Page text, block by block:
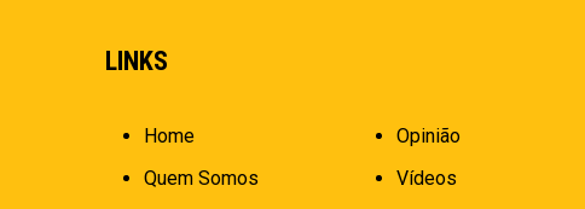
LINKS
Home
Quem Somos
Opinião
Vídeos